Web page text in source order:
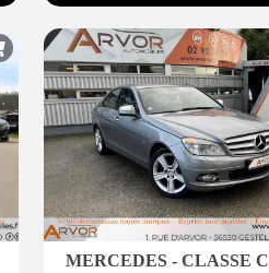
MERCEDES - CLASSE C